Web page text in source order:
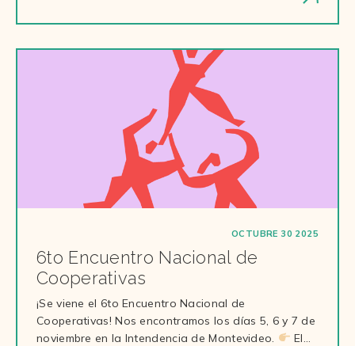
OCTUBRE 30 2025
6to Encuentro Nacional de
Cooperativas
¡Se viene el 6to Encuentro Nacional de
Cooperativas! Nos encontramos los días 5, 6 y 7 de
noviembre en la Intendencia de Montevideo.
El…